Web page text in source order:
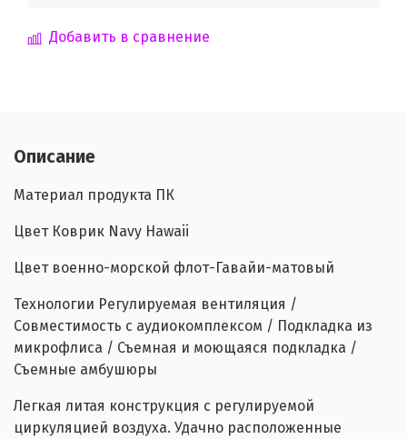
Добавить в сравнение
Описание
Материал продукта ПК
Цвет Коврик Navy Hawaii
Цвет военно-морской флот-Гавайи-матовый
Технологии Регулируемая вентиляция /
Совместимость с аудиокомплексом / Подкладка из
микрофлиса / Съемная и моющаяся подкладка /
Съемные амбушюры
Легкая литая конструкция с регулируемой
циркуляцией воздуха. Удачно расположенные